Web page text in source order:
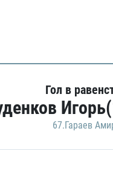
Гол в
67.Гараев